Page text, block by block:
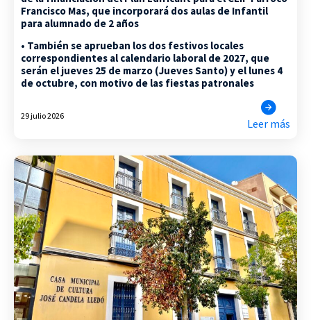
Francisco Mas, que incorporará dos aulas de Infantil
para alumnado de 2 años
• También se aprueban los dos festivos locales
correspondientes al calendario laboral de 2027, que
serán el jueves 25 de marzo (Jueves Santo) y el lunes 4
de octubre, con motivo de las fiestas patronales
29 julio 2026
Leer más